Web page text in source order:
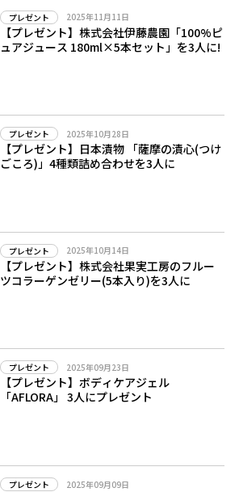
プレゼント 2025年11月11日
【プレゼント】株式会社伊藤農園「100%ピ
ュアジュース 180ml×5本セット」を3人に!
プレゼント 2025年10月28日
【プレゼント】日本漬物 「薩摩の漬心(つけ
ごころ)」4種類詰め合わせを3人に
プレゼント 2025年10月14日
【プレゼント】株式会社果実工房のフルー
ツコラーゲンゼリー(5本入り)を3人に
プレゼント 2025年09月23日
【プレゼント】ボディケアジェル
「AFLORA」 3人にプレゼント
プレゼント 2025年09月09日